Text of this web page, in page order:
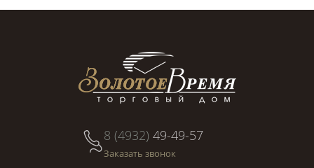
8 (4932) 49-49-57
Заказать звонок